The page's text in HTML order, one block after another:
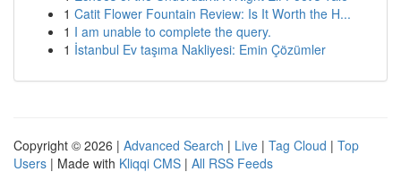
1 Catit Flower Fountain Review: Is It Worth the H...
1 I am unable to complete the query.
1 İstanbul Ev taşıma Nakliyesi: Emin Çözümler
Copyright © 2026 | Advanced Search | Live | Tag Cloud | Top
Users | Made with Kliqqi CMS | All RSS Feeds